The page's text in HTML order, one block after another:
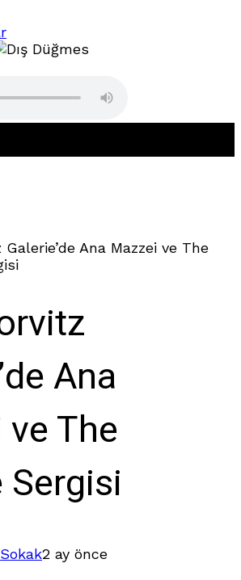
Ana Mazzei ve The
Ana
The
Sergisi
Sokak2 ay önce